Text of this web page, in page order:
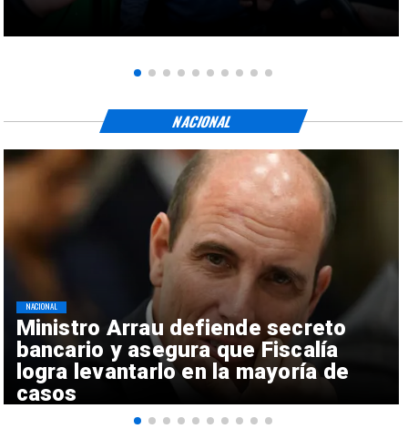
Ministro Arrau defiende secreto
bancario y asegura que Fiscalía
logra levantarlo en la mayoría de
casos
NACIONAL
NACIONAL